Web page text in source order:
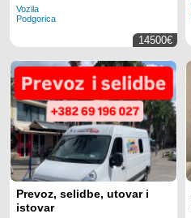
Vozila
Podgorica
14500€
Prevoz, selidbe, utovar i
istovar